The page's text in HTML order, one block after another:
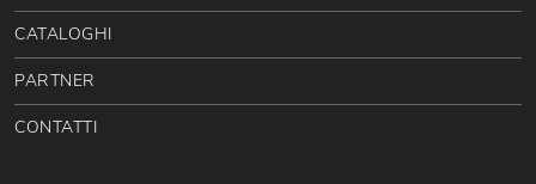
CATALOGHI
PARTNER
CONTATTI